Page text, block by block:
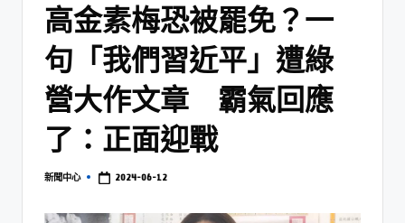
高金素梅恐被罷免？一
句「我們習近平」遭綠
營大作文章 霸氣回應
了：正面迎戰
新聞中心 2024-06-12